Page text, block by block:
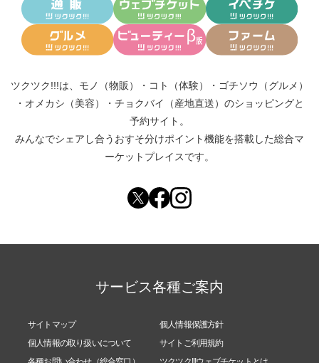
ツクツク!!!は、 モノ（物販） ・ コト（体験） ・ ゴチソウ（グルメ）
・ オメカシ（美容） ・ チョクバイ（産地直送） のショッピングと
予約サイト。
みんなでシェアし合う おすそ分けポイント機能を搭載した総合マ
ーケットプレイスです。
サービス各種ご案内
サイトマップ
個人情報保護方針
個人情報の取り扱いについて
サイトご利用規約